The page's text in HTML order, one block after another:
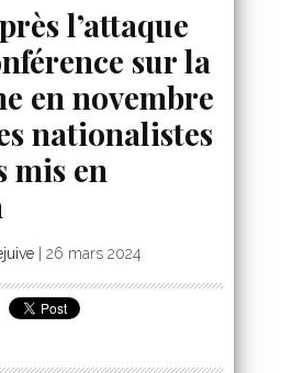
l’attaque
sur la
en novembre
nationalistes
mis en
26 mars 2024